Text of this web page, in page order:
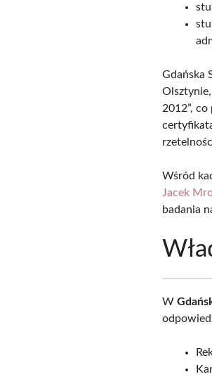
Gdańska
Olsztynie,
2012”,
Wśród
Jacek
badania
W